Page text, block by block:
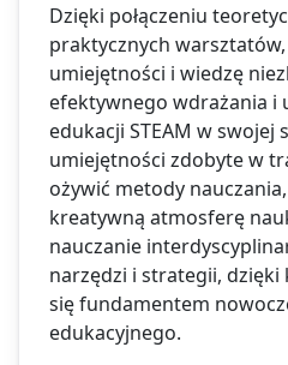
Dzięki połączeniu
praktycznych
umiejętności i wiedzę
efektywnego wdrażania i
edukacji STEAM w swojej
umiejętności zdobyte w
ożywić metody
kreatywną atmosferę
nauczanie
narzędzi i strategii, dzięki
się fundamentem
edukacyjnego.